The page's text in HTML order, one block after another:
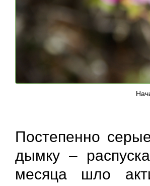
Постепенно
дымку –
месяца шло